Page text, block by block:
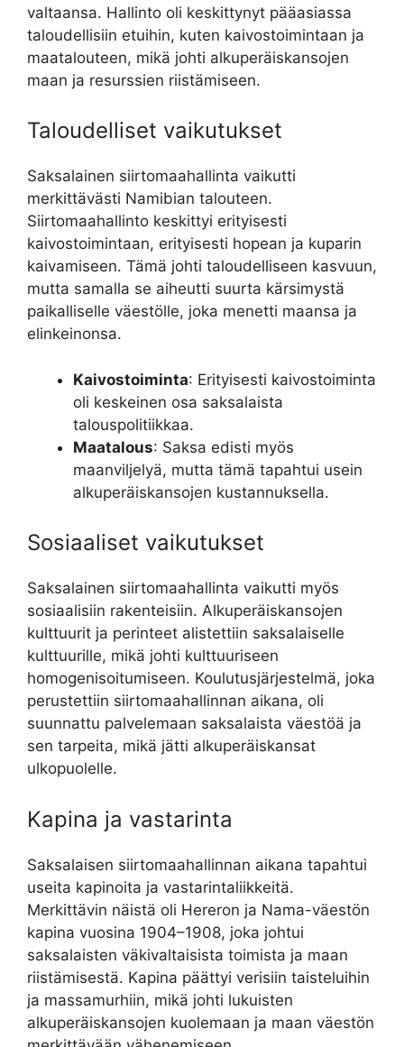
valtaansa. Hallinto oli keskittynyt pääasiassa
taloudellisiin etuihin, kuten kaivostoimintaan ja
maatalouteen, mikä johti alkuperäiskansojen
maan ja resurssien riistämiseen.
Taloudelliset vaikutukset
Saksalainen siirtomaahallinta vaikutti
merkittävästi Namibian talouteen.
Siirtomaahallinto keskittyi erityisesti
kaivostoimintaan, erityisesti hopean ja kuparin
kaivamiseen. Tämä johti taloudelliseen kasvuun,
mutta samalla se aiheutti suurta kärsimystä
paikalliselle väestölle, joka menetti maansa ja
elinkeinonsa.
Kaivostoiminta: Erityisesti kaivostoiminta
oli keskeinen osa saksalaista
talouspolitiikkaa.
Maatalous: Saksa edisti myös
maanviljelyä, mutta tämä tapahtui usein
alkuperäiskansojen kustannuksella.
Sosiaaliset vaikutukset
Saksalainen siirtomaahallinta vaikutti myös
sosiaalisiin rakenteisiin. Alkuperäiskansojen
kulttuurit ja perinteet alistettiin saksalaiselle
kulttuurille, mikä johti kulttuuriseen
homogenisoitumiseen. Koulutusjärjestelmä, joka
perustettiin siirtomaahallinnan aikana, oli
suunnattu palvelemaan saksalaista väestöä ja
sen tarpeita, mikä jätti alkuperäiskansat
ulkopuolelle.
Kapina ja vastarinta
Saksalaisen siirtomaahallinnan aikana tapahtui
useita kapinoita ja vastarintaliikkeitä.
Merkittävin näistä oli Hereron ja Nama-väestön
kapina vuosina 1904–1908, joka johtui
saksalaisten väkivaltaisista toimista ja maan
riistämisestä. Kapina päättyi verisiin taisteluihin
ja massamurhiin, mikä johti lukuisten
alkuperäiskansojen kuolemaan ja maan väestön